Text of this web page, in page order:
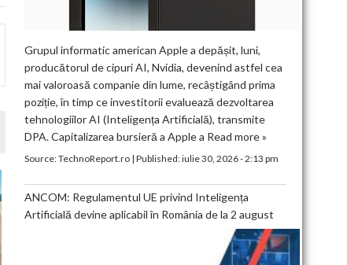
Grupul informatic american Apple a depășit, luni,
producătorul de cipuri AI, Nvidia, devenind astfel cea
mai valoroasă companie din lume, recâștigând prima
poziție, în timp ce investitorii evaluează dezvoltarea
tehnologiilor AI (Inteligența Artificială), transmite
DPA. Capitalizarea bursieră a Apple a Read more »
Source:TechnoReport.ro| Published:iulie 30, 2026 - 2:13 pm
ANCOM: Regulamentul UE privind Inteligența
Artificială devine aplicabil în România de la 2 august